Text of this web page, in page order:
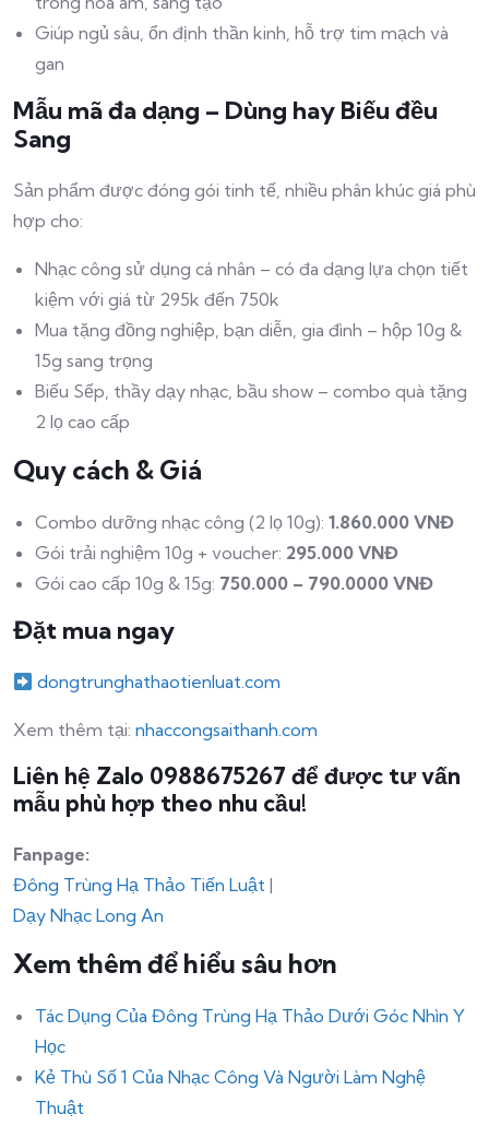
Giúp ngủ sâu, ổn định thần kinh, hỗ trợ tim mạch và
gan
Mẫu mã đa dạng – Dùng hay Biếu đều
Sang
Sản phẩm được đóng gói tinh tế, nhiều phân khúc giá phù
hợp cho:
Nhạc công sử dụng cá nhân – có đa dạng lựa chọn tiết
kiệm với giá từ 295k đến 750k
Mua tặng đồng nghiệp, bạn diễn, gia đình – hộp 10g &
15g sang trọng
Biếu Sếp, thầy dạy nhạc, bầu show – combo quà tặng
2 lọ cao cấp
Quy cách & Giá
Combo dưỡng nhạc công (2 lọ 10g): 1.860.000 VNĐ
Gói trải nghiệm 10g + voucher: 295.000 VNĐ
Gói cao cấp 10g & 15g: 750.000 – 790.0000 VNĐ
Đặt mua ngay
dongtrunghathaotienluat.com
Xem thêm tại: nhaccongsaithanh.com
Liên hệ Zalo 0988675267 để được tư vấn
mẫu phù hợp theo nhu cầu!
Fanpage:
Đông Trùng Hạ Thảo Tiến Luật |
Dạy Nhạc Long An
Xem thêm để hiểu sâu hơn
Tác Dụng Của Đông Trùng Hạ Thảo Dưới Góc Nhìn Y
Học
Kẻ Thù Số 1 Của Nhạc Công Và Người Làm Nghệ
Thuật